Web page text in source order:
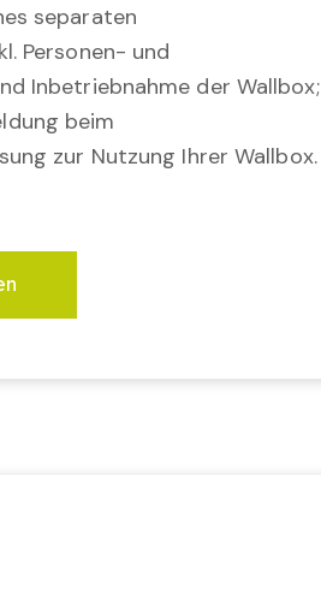
separaten
Personen- und
Inbetriebnahme der Wallbox;
beim
zur Nutzung Ihrer Wallbox.